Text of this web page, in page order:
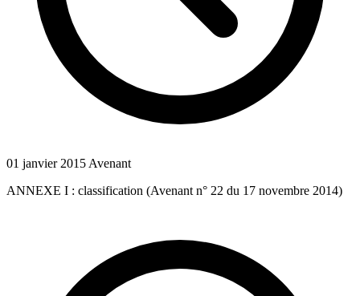
01 janvier 2015 Avenant
ANNEXE I : classification (Avenant n° 22 du 17 novembre 2014)